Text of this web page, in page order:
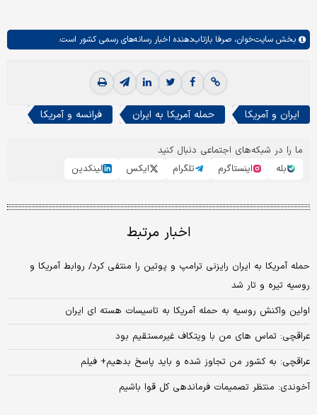
بخش سایت‌خوان، صرفا بازتاب‌دهنده اخبار رسانه‌های رسمی کشور است.
ایران و آمریکا حمله آمریکا به ایران فرانسه و آمریکا
ما را در شبکه‌های اجتماعی دنبال کنید
بله
اینستاگرم تلگرام ایکس لینکدین
اخبار مرتبط
حمله آمریکا به ایران رایزنی ترامپ و پوتین را منتفی کرد/ روابط آمریکا و
روسیه تیره و تار شد
اولین واکنش روسیه به حمله آمریکا به تاسیسات هسته ای ایران
عراقچی: تماس‌ های من با ویتکاف غیرمستقیم بود
عراقچی: به کشور من تجاوز شده و باید پاسخ بدهیم+ فیلم
آخوندی: منتظر تصمیمات فرماندهی‌ کل‌ قوا باشیم